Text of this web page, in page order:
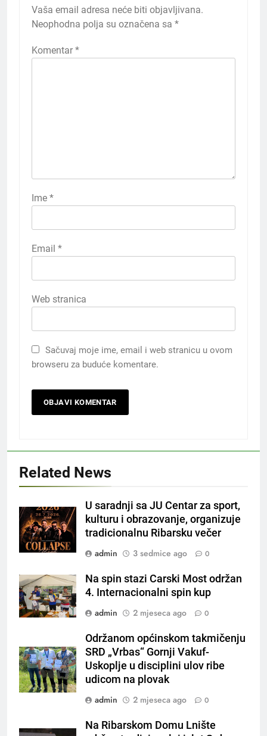
Vaša email adresa neće biti objavljivana.
Neophodna polja su označena sa *
Komentar *
Ime *
Email *
Web stranica
Sačuvaj moje ime, email i web stranicu u ovom
browseru za buduće komentare.
Related News
U saradnji sa JU Centar za sport,
kulturu i obrazovanje, organizuje
tradicionalnu Ribarsku večer
admin
3 sedmice ago 0
Na spin stazi Carski Most održan
4. Internacionalni spin kup
admin
2 mjeseca ago 0
Održanom općinskom takmičenju
SRD „Vrbas“ Gornji Vakuf-
Uskoplje u disciplini ulov ribe
udicom na plovak
admin
2 mjeseca ago 0
Na Ribarskom Domu Lnište